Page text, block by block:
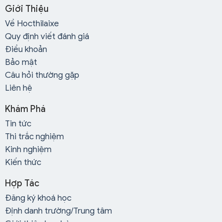
Giới Thiệu
Về Hocthilaixe
Quy định viết đánh giá
Điều khoản
Bảo mật
Câu hỏi thường gặp
Liên hệ
Khám Phá
Tin tức
Thi trắc nghiệm
Kinh nghiệm
Kiến thức
Hợp Tác
Đăng ký khoá học
Định danh trường/Trung tâm